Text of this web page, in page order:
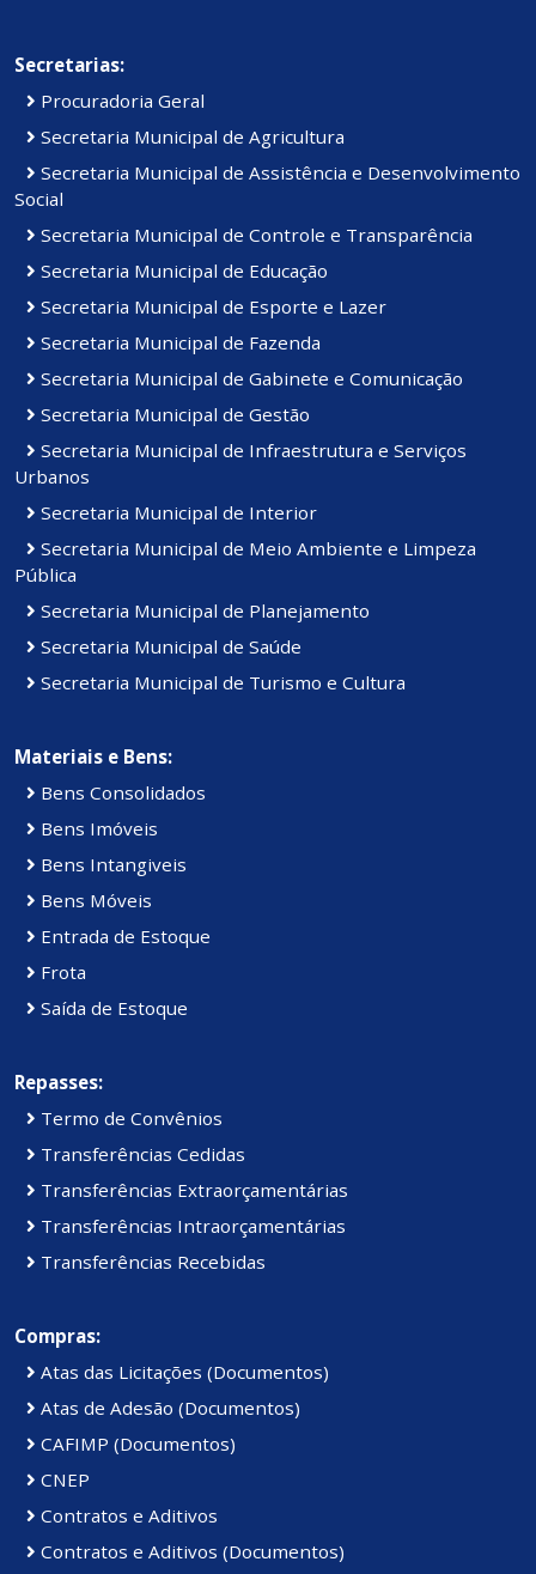
Secretarias:
Procuradoria Geral
Secretaria Municipal de Agricultura
Secretaria Municipal de Assistência e Desenvolvimento
Social
Secretaria Municipal de Controle e Transparência
Secretaria Municipal de Educação
Secretaria Municipal de Esporte e Lazer
Secretaria Municipal de Fazenda
Secretaria Municipal de Gabinete e Comunicação
Secretaria Municipal de Gestão
Secretaria Municipal de Infraestrutura e Serviços
Urbanos
Secretaria Municipal de Interior
Secretaria Municipal de Meio Ambiente e Limpeza
Pública
Secretaria Municipal de Planejamento
Secretaria Municipal de Saúde
Secretaria Municipal de Turismo e Cultura
Materiais e Bens:
Bens Consolidados
Bens Imóveis
Bens Intangiveis
Bens Móveis
Entrada de Estoque
Frota
Saída de Estoque
Repasses:
Termo de Convênios
Transferências Cedidas
Transferências Extraorçamentárias
Transferências Intraorçamentárias
Transferências Recebidas
Compras:
Atas das Licitações (Documentos)
Atas de Adesão (Documentos)
CAFIMP (Documentos)
CNEP
Contratos e Aditivos
Contratos e Aditivos (Documentos)